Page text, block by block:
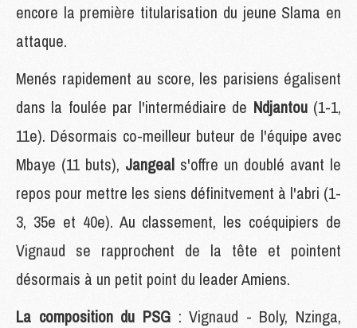
encore la première titularisation du jeune Slama en
attaque.
Menés rapidement au score, les parisiens égalisent
dans la foulée par l'intermédiaire de Ndjantou (1-1,
11e). Désormais co-meilleur buteur de l'équipe avec
Mbaye (11 buts), Jangeal s'offre un doublé avant le
repos pour mettre les siens définitvement à l'abri (1-
3, 35e et 40e). Au classement, les coéquipiers de
Vignaud se rapprochent de la tête et pointent
désormais à un petit point du leader Amiens.
La composition du PSG: Vignaud - Boly, Nzinga,